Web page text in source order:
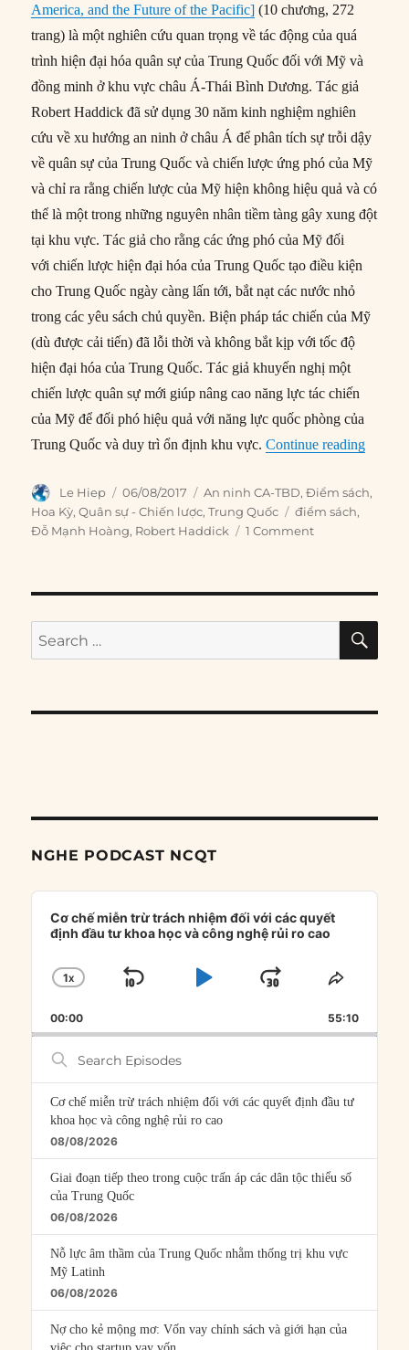
America, and the Future of the Pacific] (10 chương, 272
trang) là một nghiên cứu quan trọng về tác động của quá
trình hiện đại hóa quân sự của Trung Quốc đối với Mỹ và
đồng minh ở khu vực châu Á-Thái Bình Dương. Tác giả
Robert Haddick đã sử dụng 30 năm kinh nghiệm nghiên
cứu về xu hướng an ninh ở châu Á để phân tích sự trỗi dậy
về quân sự của Trung Quốc và chiến lược ứng phó của Mỹ
và chỉ ra rằng chiến lược của Mỹ hiện không hiệu quả và có
thể là một trong những nguyên nhân tiềm tàng gây xung đột
tại khu vực. Tác giả cho rằng các ứng phó của Mỹ đối
với chiến lược hiện đại hóa của Trung Quốc tạo điều kiện
cho Trung Quốc ngày càng lấn tới, bắt nạt các nước nhỏ
trong các yêu sách chủ quyền. Biện pháp tác chiến của Mỹ
(dù được cải tiến) đã lỗi thời và không bắt kịp với tốc độ
hiện đại hóa của Trung Quốc. Tác giả khuyến nghị một
chiến lược quân sự mới giúp nâng cao năng lực tác chiến
của Mỹ để đối phó hiệu quả với năng lực quốc phòng của
Trung Quốc và duy trì ổn định khu vực.Continue reading“Lửa
Author
Le Hiep
Posted
on
06/08/2017 Categories
An ninh CA-TBD,Điểm sách,
Hoa Kỳ,Quân sự - Chiến lược,Trung Quốc Tags
điểm sách,
Đỗ Mạnh Hoàng, Robert Haddick 1 Comment
Search
for:
NGHE PODCAST NCQT
Audio
Player
Cơ chế miễn trừ trách nhiệm đối với các quyết
định đầu tư khoa học và công nghệ rủi ro cao
CHANGE
RATE
1X
SKIP
PLAYJUMP
FORWARD
SHARE
00:00 55:10
Search
Episodes
Cơ chế miễn trừ trách nhiệm đối với các quyết định đầu tư
khoa học và công nghệ rủi ro cao
08/08/2026
Giai đoạn tiếp theo trong cuộc trấn áp các dân tộc thiểu số
của Trung Quốc
06/08/2026
Nỗ lực âm thầm của Trung Quốc nhằm thống trị khu vực
Mỹ Latinh
06/08/2026
Nợ cho kẻ mộng mơ: Vốn vay chính sách và giới hạn của